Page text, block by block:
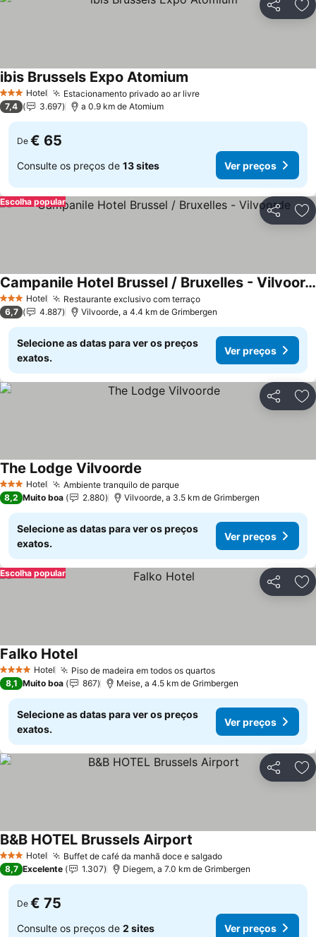
Partilhar
3 EstrelasHotel Estacionamento privado ao ar livre
ibis Brussels Expo Atomium
7,4 3.697 a 0.9 km de Atomium
De € 65
Consulte os preços de 13 sites Ver preços
Partilhar
Escolha popular
3 EstrelasHotel Restaurante exclusivo com terraço
Campanile Hotel Brussel / Bruxelles - Vilvoorde
6,7 4.887 Vilvoorde, a 4.4 km de Grimbergen
Selecione as datas para ver os preços
exatos.
Ver preços
Partilhar
3 EstrelasHotel Ambiente tranquilo de parque
The Lodge Vilvoorde
8,2 Muito boa 2.880 Vilvoorde, a 3.5 km de Grimbergen
Selecione as datas para ver os preços
exatos.
Ver preços
Partilhar
Escolha popular
4 EstrelasHotel Piso de madeira em todos os quartos
Falko Hotel
8,1 Muito boa 867 Meise, a 4.5 km de Grimbergen
Selecione as datas para ver os preços
exatos.
Ver preços
Partilhar
3 EstrelasHotel Buffet de café da manhã doce e salgado
B&B HOTEL Brussels Airport
8,7 Excelente 1.307 Diegem, a 7.0 km de Grimbergen
De € 75
Consulte os preços de 2 sites Ver preços